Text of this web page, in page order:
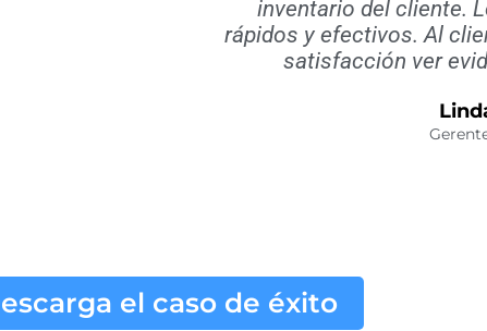
inventario del cliente.
rápidos y efectivos. Al
satisfacción ver
el caso de éxito